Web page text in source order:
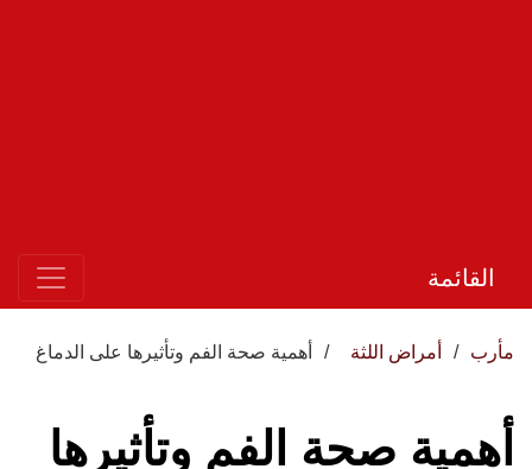
القائمة
مأرب أمراض اللثة أهمية صحة الفم وتأثيرها على الدماغ
أهمية صحة الفم وتأثيرها